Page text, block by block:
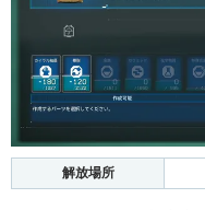
解放場所